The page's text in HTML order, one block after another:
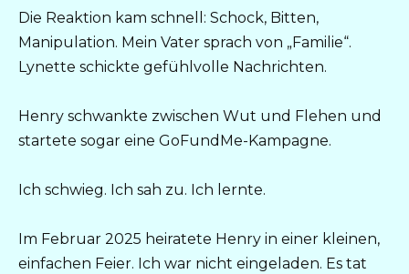
Die Reaktion kam schnell: Schock, Bitten,
Manipulation. Mein Vater sprach von „Familie“.
Lynette schickte gefühlvolle Nachrichten.
Henry schwankte zwischen Wut und Flehen und
startete sogar eine GoFundMe-Kampagne.
Ich schwieg. Ich sah zu. Ich lernte.
Im Februar 2025 heiratete Henry in einer kleinen,
einfachen Feier. Ich war nicht eingeladen. Es tat